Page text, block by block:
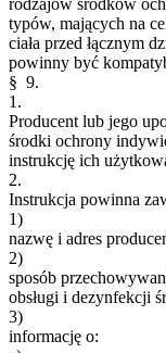
rodzajów środków
typów, mających na
ciała przed łącznym
powinny być
§ 9.
1.
Producent lub jego
środki ochrony
instrukcję ich
2.
Instrukcja powinna
1)
nazwę i adres
2)
sposób
obsługi i dezynfekcji
3)
informację o: